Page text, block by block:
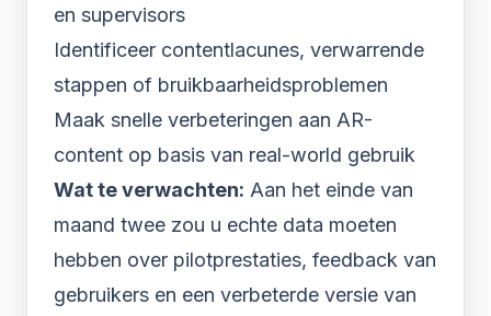
en supervisors
Identificeer contentlacunes, verwarrende
stappen of bruikbaarheidsproblemen
Maak snelle verbeteringen aan AR-
content op basis van real-world gebruik
Wat te verwachten: Aan het einde van
maand twee zou u echte data moeten
hebben over pilotprestaties, feedback van
gebruikers en een verbeterde versie van